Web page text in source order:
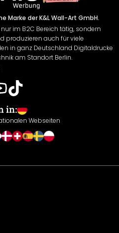
Marke der K&L Wall-Art GmbH.
im B2C Bereich tätig, sondern
produzieren auch für viele
in ganz Deutschland Digitaldrucke
am Standort Berlin.
in:
Webseiten